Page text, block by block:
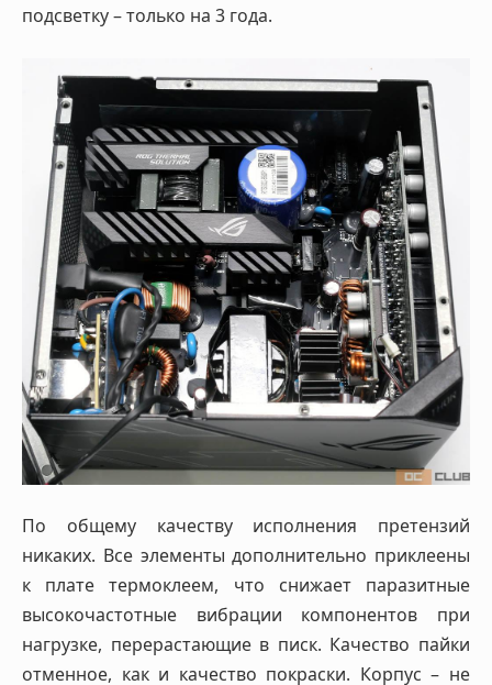
подсветку – только на 3 года.
По общему качеству исполнения претензий
никаких. Все элементы дополнительно приклеены
к плате термоклеем, что снижает паразитные
высокочастотные вибрации компонентов при
нагрузке, перерастающие в писк. Качество пайки
отменное, как и качество покраски. Корпус – не